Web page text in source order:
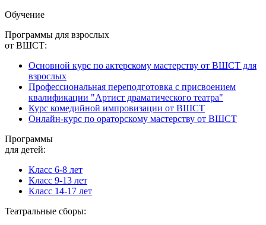
Обучение
Программы для взрослых
от ВШСТ:
Основной курс по актерскому мастерству от ВШСТ для
взрослых
Профессиональная переподготовка с присвоением
квалификации "Артист драматического театра"
Курс комедийной импровизации от ВШСТ
Онлайн-курс по ораторскому мастерству от ВШСТ
Программы
для детей:
Класс 6-8 лет
Класс 9-13 лет
Класс 14-17 лет
Театральные сборы: